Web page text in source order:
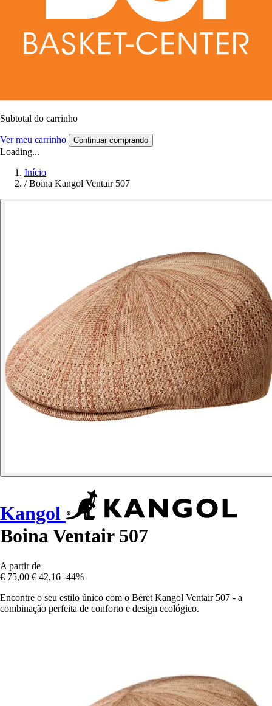
Subtotal do carrinho
Ver meu carrinho Continuar comprando
Loading...
Início
/ Boina Kangol Ventair 507
Kangol
Boina Ventair 507
A partir de
€ 75,00 € 42,16 -44%
Encontre o seu estilo único com o Béret Kangol Ventair 507 - a
combinação perfeita de conforto e design ecológico.